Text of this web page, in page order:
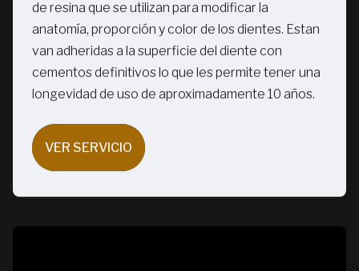
de resina que se utilizan para modificar la
anatomía, proporción y color de los dientes. Estan
van adheridas a la superficie del diente con
cementos definitivos lo que les permite tener una
longevidad de uso de aproximadamente 10 años.
VER SERVICIO
VER SERVICIO